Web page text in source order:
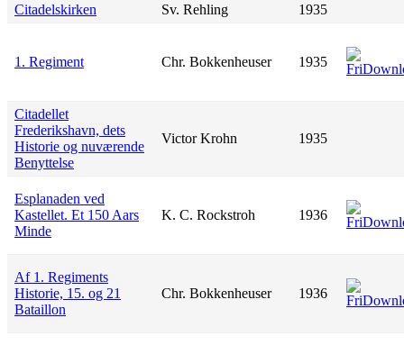
Citadelskirken Sv. Rehling 1935
1. Regiment Chr. Bokkenheuser 1935
Citadellet
Frederikshavn, dets
Historie og nuværende
Benyttelse
Victor Krohn 1935
Esplanaden ved
Kastellet. Et 150 Aars
Minde
K. C. Rockstroh 1936
Af 1. Regiments
Historie, 15. og 21
Bataillon
Chr. Bokkenheuser 1936